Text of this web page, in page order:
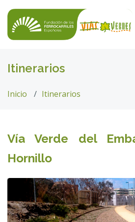
Itinerarios
Inicio Itinerarios
Vía Verde del
Hornillo